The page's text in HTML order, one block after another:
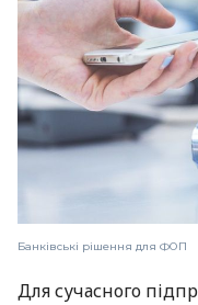
Банківські рішення для ФОП
Для сучасного